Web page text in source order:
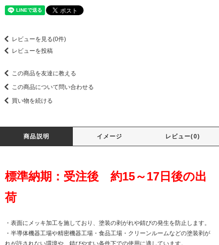
レビューを見る(0件)
レビューを投稿
この商品を友達に教える
この商品について問い合わせる
買い物を続ける
商品説明 イメージ レビュー(0)
標準納期：受注後 約15～17日後の出
荷
・表面にメッキ加工を施しており、塗装の剥がれや錆びの発生を防止します。
・半導体機器工場や精密機器工場・食品工場・クリーンルームなどの塗装剥が
れが許されない環境や、錆びやすい条件下での使用に適しています。